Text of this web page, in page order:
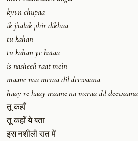
kyun chupaa
ik jhalak phir dikhaa
tu kahan
tu kahan ye bataa
is nasheeli raat mein
maane naa meraa dil deewaana
haay re haay maane na meraa dil deewaana
तू कहाँ
तू कहाँ ये बता
इस नशीली रात में